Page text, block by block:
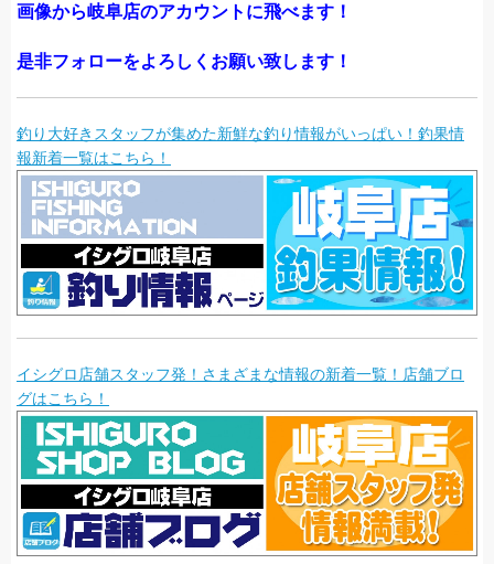
画像から岐阜店のアカウントに飛べます！
是非フォローをよろしくお願い致します！
釣り大好きスタッフが集めた新鮮な釣り情報がいっぱい！釣果情
報新着一覧はこちら！
イシグロ店舗スタッフ発！さまざまな情報の新着一覧！店舗ブロ
グはこちら！